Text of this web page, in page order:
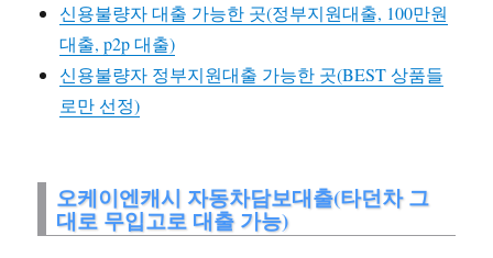
신용불량자 대출 가능한 곳(정부지원대출, 100만원
대출, p2p 대출)
신용불량자 정부지원대출 가능한 곳(BEST 상품들
로만 선정)
오케이엔캐시 자동차담보대출(타던차 그
대로 무입고로 대출 가능)